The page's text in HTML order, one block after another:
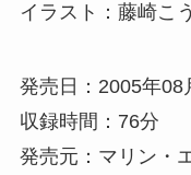
イラスト：藤崎こう
発売日：2005年08
収録時間：76分
発売元：マリン・